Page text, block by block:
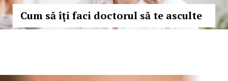
Cum să îți faci doctorul să te asculte